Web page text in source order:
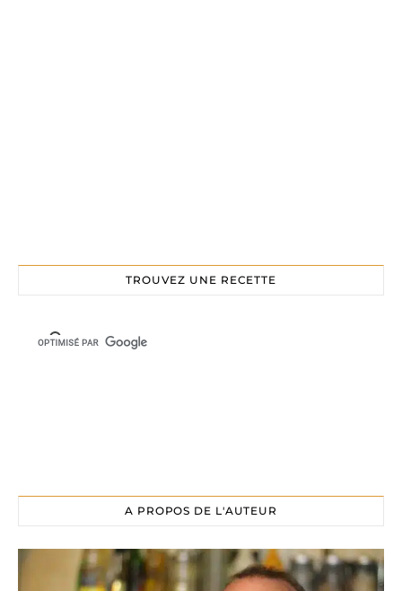
TROUVEZ UNE RECETTE
A PROPOS DE L'AUTEUR